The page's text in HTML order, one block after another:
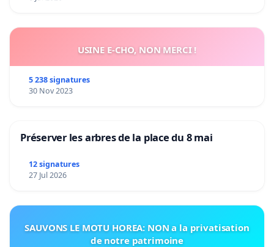
USINE E-CHO, NON MERCI !
5 238 signatures
30 Nov 2023
Préserver les arbres de la place du 8 mai
12 signatures
27 Jul 2026
SAUVONS LE MOTU HOREA: NON a la privatisation
de notre patrimoine